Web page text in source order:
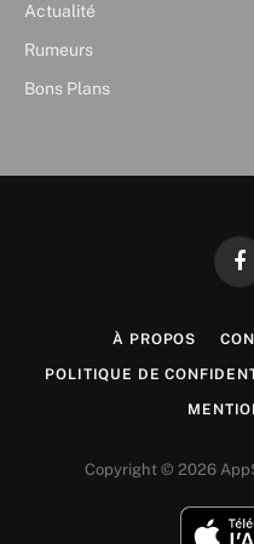
Actualité
Rumeurs
Bons Plans
À PROPOS
POLITIQUE DE
Copyright © 2026